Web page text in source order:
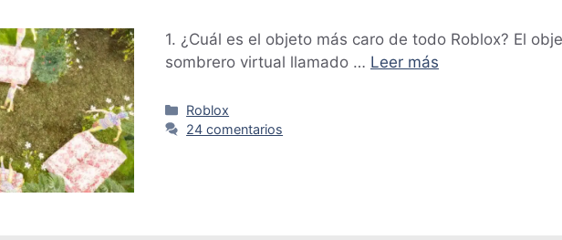
1. ¿Cuál es el objeto más caro de todo Roblox? El
sombrero virtual llamado … Leer más
Categorías
Roblox
24 comentarios